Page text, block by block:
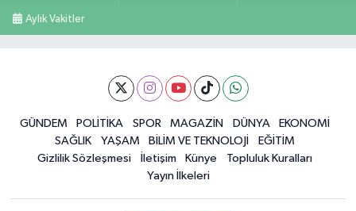
Aylık Vakitler
GÜNDEM POLİTİKA SPOR MAGAZİN DÜNYA
EKONOMİ
SAĞLIK
YAŞAM BİLİM VE TEKNOLOJİ
EĞİTİM
Gizlilik Sözleşmesi
İletişim Künye
Topluluk Kuralları
Yayın İlkeleri